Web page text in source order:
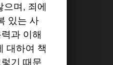
으며 , 죄에
있는 사
과 이해
대하여 책
기 때문